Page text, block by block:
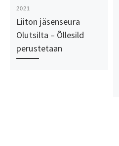
2021
Liiton jäsenseura
Olutsilta – Õllesild
perustetaan